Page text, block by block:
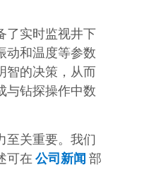
了实时监视井下
动和温度等参数
智的决策，从而
与钻探操作中数
至关重要。我们
可在 公司新闻 部